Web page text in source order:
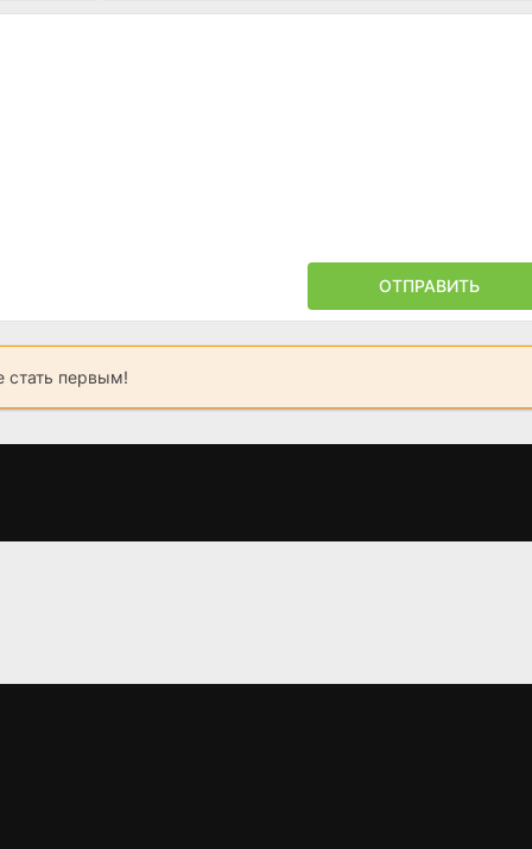
ОТПРАВИТЬ
стать первым!
Перезагрузка Восстание зомби Стриптиз от